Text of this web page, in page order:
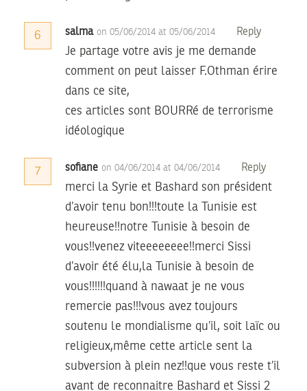
6 salma on 05/06/2014 at 05/06/2014 Reply
Je partage votre avis je me demande
comment on peut laisser F.Othman érire
dans ce site,
ces articles sont BOURRé de terrorisme
idéologique
7 sofiane on 04/06/2014 at 04/06/2014 Reply
merci la Syrie et Bashard son président
d’avoir tenu bon!!!toute la Tunisie est
heureuse!!notre Tunisie à besoin de
vous!!venez viteeeeeeee!!merci Sissi
d’avoir été élu,la Tunisie à besoin de
vous!!!!!!quand à nawaat je ne vous
remercie pas!!!vous avez toujours
soutenu le mondialisme qu’il, soit laïc ou
religieux,même cette article sent la
subversion à plein nez!!que vous reste t’il
avant de reconnaitre Bashard et Sissi 2